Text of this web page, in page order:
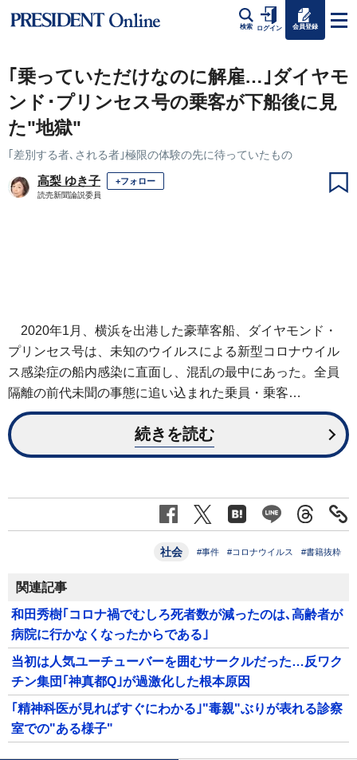
検索 ログイン 会員登録
｢乗っていただけなのに解雇…｣ダイヤモ
ンド･プリンセス号の乗客が下船後に見
た"地獄"
｢差別する者､される者｣極限の体験の先に待っていたもの
高梨 ゆき子 +フォロー
読売新聞論説委員
2020年1月、横浜を出港した豪華客船、ダイヤモンド・
プリンセス号は、未知のウイルスによる新型コロナウイル
ス感染症の船内感染に直面し、混乱の最中にあった。全員
隔離の前代未聞の事態に追い込まれた乗員・乗客…
続きを読む
社会 #事件 #コロナウイルス #書籍抜粋
関連記事
和田秀樹｢コロナ禍でむしろ死者数が減ったのは､高齢者が
病院に行かなくなったからである｣
当初は人気ユーチューバーを囲むサークルだった…反ワク
チン集団｢神真都Q｣が過激化した根本原因
｢精神科医が見ればすぐにわかる｣"毒親"ぶりが表れる診察
室での"ある様子"